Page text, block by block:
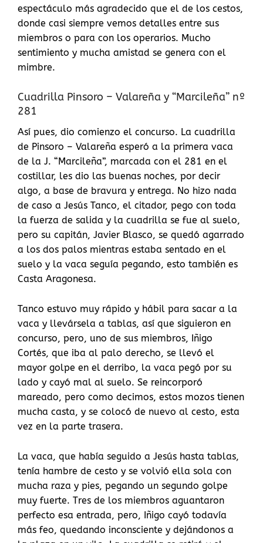
espectáculo más agradecido que el de los cestos,
donde casi siempre vemos detalles entre sus
miembros o para con los operarios. Mucho
sentimiento y mucha amistad se genera con el
mimbre.
Cuadrilla Pinsoro – Valareña y “Marcileña” nº
281
Así pues, dio comienzo el concurso. La cuadrilla
de Pinsoro – Valareña esperó a la primera vaca
de la J. “Marcileña”, marcada con el 281 en el
costillar, les dio las buenas noches, por decir
algo, a base de bravura y entrega. No hizo nada
de caso a Jesús Tanco, el citador, pego con toda
la fuerza de salida y la cuadrilla se fue al suelo,
pero su capitán, Javier Blasco, se quedó agarrado
a los dos palos mientras estaba sentado en el
suelo y la vaca seguía pegando, esto también es
Casta Aragonesa.
Tanco estuvo muy rápido y hábil para sacar a la
vaca y llevársela a tablas, así que siguieron en
concurso, pero, uno de sus miembros, Iñigo
Cortés, que iba al palo derecho, se llevó el
mayor golpe en el derribo, la vaca pegó por su
lado y cayó mal al suelo. Se reincorporó
mareado, pero como decimos, estos mozos tienen
mucha casta, y se colocó de nuevo al cesto, esta
vez en la parte trasera.
La vaca, que había seguido a Jesús hasta tablas,
tenía hambre de cesto y se volvió ella sola con
mucha raza y pies, pegando un segundo golpe
muy fuerte. Tres de los miembros aguantaron
perfecto esa entrada, pero, Iñigo cayó todavía
más feo, quedando inconsciente y dejándonos a